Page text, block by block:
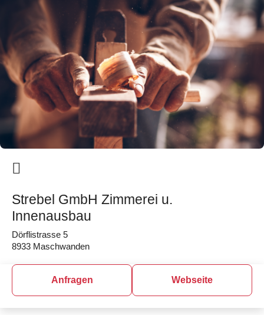
Strebel GmbH Zimmerei u.
Innenausbau
Dörflistrasse 5
8933 Maschwanden
Anfragen Webseite